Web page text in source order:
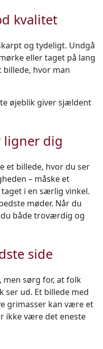
kvalitet
og tydeligt. Undgå
eller taget på lang
hvor man
øjeblik giver sjældent
ligner dig
et billede, hvor du ser
– måske et
i en særlig vinkel.
møder. Når du
du både troværdig og
side
men sørg for, at folk
ser ud. Et billede med
grimasser kan være et
ikke være det eneste